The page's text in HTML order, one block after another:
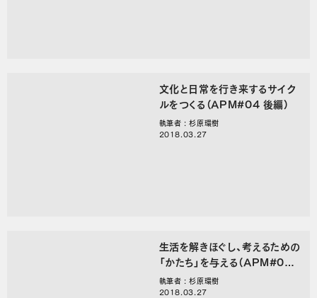
文化と日常を行き来するサイク
ルをつくる（APM#04 後編）
執筆者 : 杉原環樹
2018.03.27
生活を解きほぐし、考えるための
「かたち」を与える（APM#04
前編）
執筆者 : 杉原環樹
2018.03.27